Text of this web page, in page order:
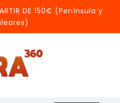
DE 150€ (Península y